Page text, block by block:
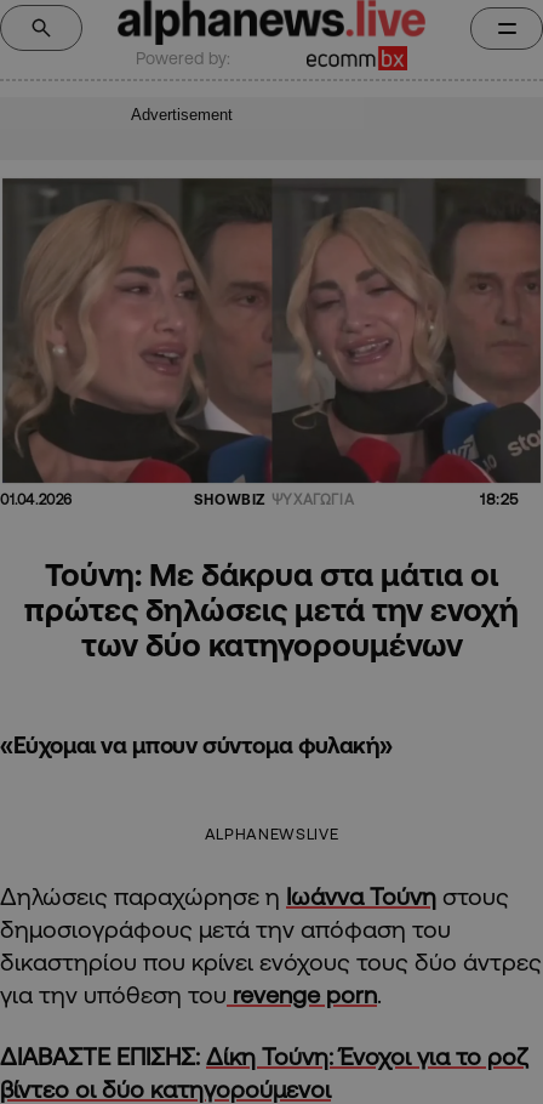
Powered by:
Advertisement
01.04.2026 SHOWBIZ ΨΥΧΑΓΩΓΙΑ 18:25
Τούνη: Με δάκρυα στα μάτια οι
πρώτες δηλώσεις μετά την ενοχή
των δύο κατηγορουμένων
«Εύχομαι να μπουν σύντομα φυλακή»
ALPHANEWSLIVE
Δηλώσεις παραχώρησε η Ιωάννα Τούνη στους
δημοσιογράφους μετά την απόφαση του
δικαστηρίου που κρίνει ενόχους τους δύο άντρες
για την υπόθεση του revenge porn.
ΔΙΑΒΑΣΤΕ ΕΠΙΣΗΣ: Δίκη Τούνη: Ένοχοι για το ροζ
βίντεο οι δύο κατηγορούμενοι